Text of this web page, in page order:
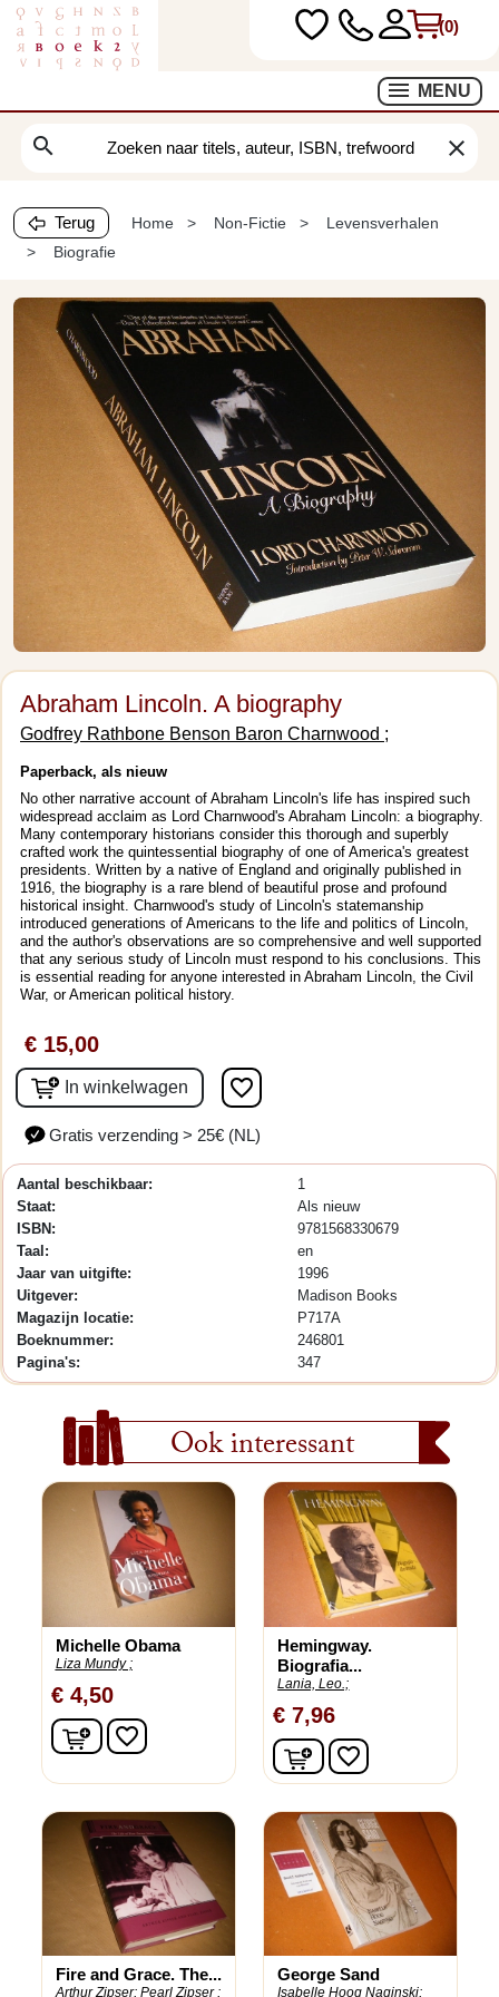
(0)
MENU
search clear
Terug Home Non-Fictie
Levensverhalen
Biografie
Abraham Lincoln. A biography
Godfrey Rathbone Benson Baron Charnwood ;
Paperback, als nieuw
No other narrative account of Abraham Lincoln's life has inspired such
widespread acclaim as Lord Charnwood's Abraham Lincoln: a biography.
Many contemporary historians consider this thorough and superbly
crafted work the quintessential biography of one of America's greatest
presidents. Written by a native of England and originally published in
1916, the biography is a rare blend of beautiful prose and profound
historical insight. Charnwood's study of Lincoln's statemanship
introduced generations of Americans to the life and politics of Lincoln,
and the author's observations are so comprehensive and well supported
that any serious study of Lincoln must respond to his conclusions. This
is essential reading for anyone interested in Abraham Lincoln, the Civil
War, or American political history.
€ 15,00
In winkelwagen favorite_border
Gratis verzending > 25€ (NL)
Aantal beschikbaar:
1
Staat:
Als nieuw
ISBN:
9781568330679
Taal:
en
Jaar van uitgifte:
1996
Uitgever:
Madison Books
Magazijn locatie:
P717A
Boeknummer:
246801
Pagina's:
347
Ook interessant
Michelle Obama
Liza Mundy ;
€ 4,50
In winkelwagen
favorite_border
Hemingway.
Biografia...
Lania, Leo.;
€ 7,96
In winkelwagen
favorite_border
Fire and Grace. The...
Arthur Zipser; Pearl Zipser ;
George Sand
Isabelle Hoog Naginski;